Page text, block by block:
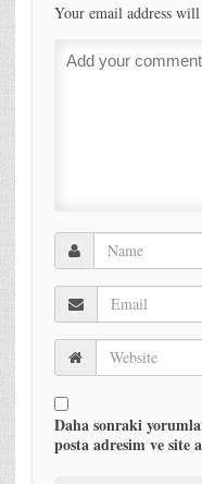
Your email address
Daha sonraki
posta adresim ve site